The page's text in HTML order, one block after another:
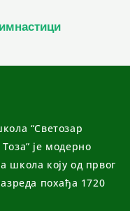
“Светозар
је модерно
школа коју од првог
похађа 1720